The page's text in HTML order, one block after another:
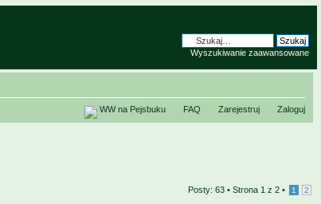
Wyszukiwanie zaawansowane
WW na Pejsbuku FAQ Zarejestruj Zaloguj
Posty: 63 • Strona 1 z 2 • 1 2